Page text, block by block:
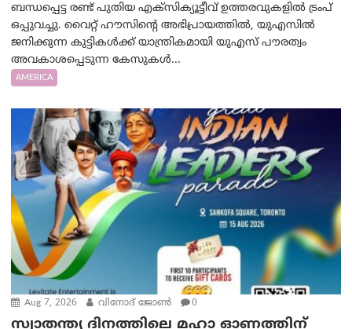
ബന്ധപ്പെട്ട രണ്ട് പുതിയ എക്സിക്യൂട്ടീവ് ഉത്തരവുകളിൽ ട്രംപ്
ഒപ്പുവച്ചു. വൈറ്റ് ഹൗസിന്റെ അഭിപ്രായത്തിൽ, യുഎസിൽ
ജനിക്കുന്ന കുട്ടികൾക്ക് യാന്ത്രികമായി യുഎസ് പൗരത്വം
അവകാശപ്പെടുന്ന കേസുകൾ...
AMERICA
Aug 7, 2026 വിനോദ് ജോൺ 0
സ്വാതന്ത്യ ദിനത്തിലെ മഹാ ഓണത്തിന്